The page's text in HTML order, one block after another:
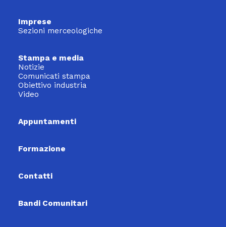
Imprese
Sezioni merceologiche
Stampa e media
Notizie
Comunicati stampa
Obiettivo industria
Video
Appuntamenti
Formazione
Contatti
Bandi Comunitari